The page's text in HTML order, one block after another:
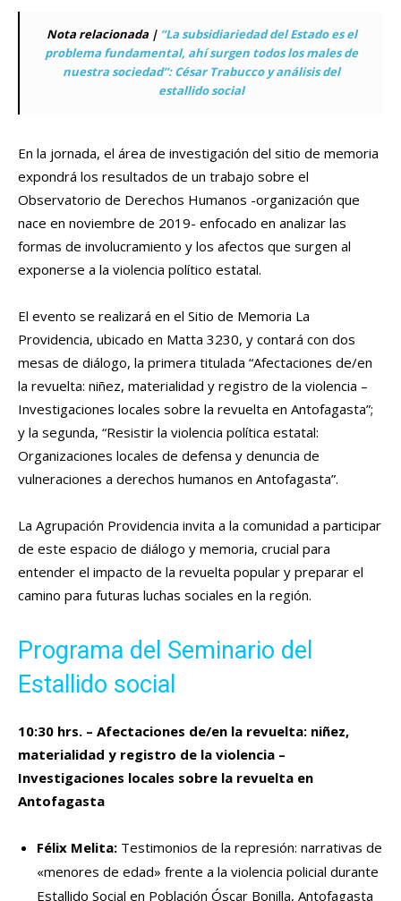
Nota relacionada | “La subsidiariedad del Estado es el
problema fundamental, ahí surgen todos los males de
nuestra sociedad”: César Trabucco y análisis del
estallido social
En la jornada, el área de investigación del sitio de memoria
expondrá los resultados de un trabajo sobre el
Observatorio de Derechos Humanos -organización que
nace en noviembre de 2019- enfocado en analizar las
formas de involucramiento y los afectos que surgen al
exponerse a la violencia político estatal.
El evento se realizará en el Sitio de Memoria La
Providencia, ubicado en Matta 3230, y contará con dos
mesas de diálogo, la primera titulada “Afectaciones de/en
la revuelta: niñez, materialidad y registro de la violencia –
Investigaciones locales sobre la revuelta en Antofagasta”;
y la segunda, “Resistir la violencia política estatal:
Organizaciones locales de defensa y denuncia de
vulneraciones a derechos humanos en Antofagasta”.
La Agrupación Providencia invita a la comunidad a participar
de este espacio de diálogo y memoria, crucial para
entender el impacto de la revuelta popular y preparar el
camino para futuras luchas sociales en la región.
Programa del Seminario del
Estallido social
10:30 hrs. – Afectaciones de/en la revuelta: niñez,
materialidad y registro de la violencia –
Investigaciones locales sobre la revuelta en
Antofagasta
Félix Melita: Testimonios de la represión: narrativas de
«menores de edad» frente a la violencia policial durante
Estallido Social en Población Óscar Bonilla, Antofagasta